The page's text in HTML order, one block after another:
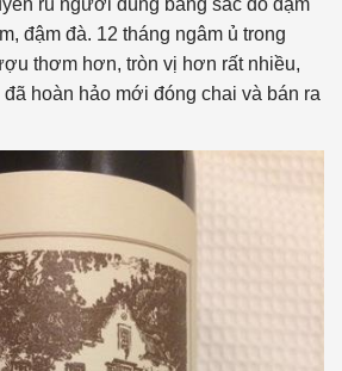
rũ người dùng bằng sắc đỏ đậm
đậm đà. 12 tháng ngâm ủ trong
thơm hơn, tròn vị hơn rất nhiều,
hoàn hảo mới đóng chai và bán ra